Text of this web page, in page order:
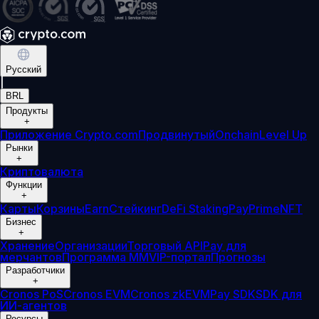
Русский
BRL
Продукты
+
Приложение Crypto.comПродвинутыйOnchainLevel Up
Рынки
+
Криптовалюта
Функции
+
КартыКорзиныEarnСтейкингDeFi StakingPayPrimeNFT
Бизнес
+
ХранениеОрганизацииТорговый APIPay для
мерчантовПрограмма ММVIP-порталПрогнозы
Разработчики
+
Cronos PoSCronos EVMCronos zkEVMPay SDKSDK для
ИИ-агентов